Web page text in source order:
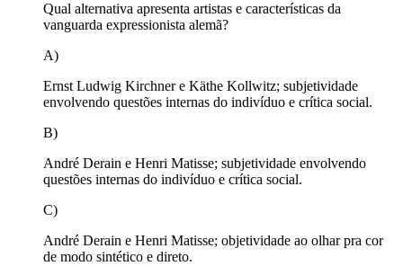
Qual alternativa apresenta artistas e características da
vanguarda expressionista alemã?
A)
Ernst Ludwig Kirchner e Käthe Kollwitz; subjetividade
envolvendo questões internas do indivíduo e crítica social.
B)
André Derain e Henri Matisse; subjetividade envolvendo
questões internas do indivíduo e crítica social.
C)
André Derain e Henri Matisse; objetividade ao olhar pra cor
de modo sintético e direto.